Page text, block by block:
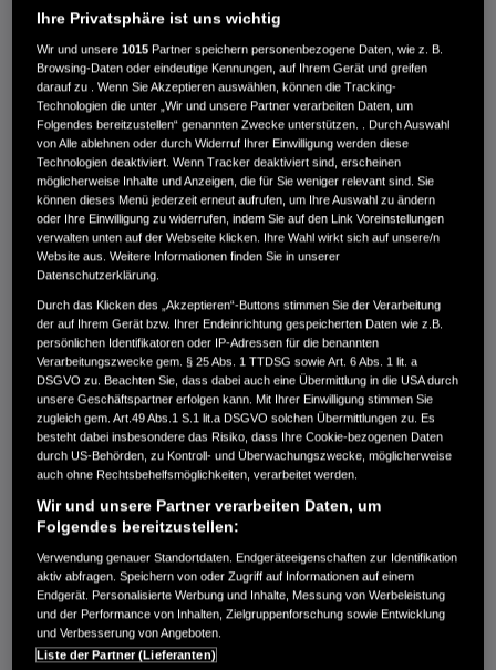
MWST. NICHT AUSWEISBAR
3.900 €
Außenfarbe
crystal black pearl
Kilometerstand
166.000 km
Kraftstoffart
Super
Getriebe
Automatik
Türen
5
Leistung
61 kW / 83 PS
Hubraum
1.339 cm³
Erstzulassung
10.2007
Bauart
Limousine
AUTO HARKE GMBH
Randersweide 59-63
21035 Hamburg
+49 40 735 935 0
DETAILS
Ihre Privatsphäre ist uns wichtig
Wir und unsere1015 Partner speichern personenbezogene Daten, wie z. B.
Browsing-Daten oder eindeutige Kennungen, auf Ihrem Gerät und greifen
darauf zu . Wenn Sie Akzeptieren auswählen, können die Tracking-
Technologien die unter „Wir und unsere Partner verarbeiten Daten, um
Folgendes bereitzustellen“ genannten Zwecke unterstützen. . Durch Auswahl
von Alle ablehnen oder durch Widerruf Ihrer Einwilligung werden diese
Technologien deaktiviert. Wenn Tracker deaktiviert sind, erscheinen
möglicherweise Inhalte und Anzeigen, die für Sie weniger relevant sind. Sie
können dieses Menü jederzeit erneut aufrufen, um Ihre Auswahl zu ändern
oder Ihre Einwilligung zu widerrufen, indem Sie auf den Link Voreinstellungen
verwalten unten auf der Webseite klicken. Ihre Wahl wirkt sich auf unsere/n
Website aus. Weitere Informationen finden Sie in unserer
Datenschutzerklärung.
Durch das Klicken des „Akzeptieren“-Buttons stimmen Sie der Verarbeitung
der auf Ihrem Gerät bzw. Ihrer Endeinrichtung gespeicherten Daten wie z.B.
persönlichen Identifikatoren oder IP-Adressen für die benannten
Verarbeitungszwecke gem. § 25 Abs. 1 TTDSG sowie Art. 6 Abs. 1 lit. a
DSGVO zu. Beachten Sie, dass dabei auch eine Übermittlung in die USA durch
unsere Geschäftspartner erfolgen kann. Mit Ihrer Einwilligung stimmen Sie
zugleich gem. Art.49 Abs.1 S.1 lit.a DSGVO solchen Übermittlungen zu. Es
besteht dabei insbesondere das Risiko, dass Ihre Cookie-bezogenen Daten
durch US-Behörden, zu Kontroll- und Überwachungszwecke, möglicherweise
auch ohne Rechtsbehelfsmöglichkeiten, verarbeitet werden.
Wir und unsere Partner verarbeiten Daten, um
Folgendes bereitzustellen:
Verwendung genauer Standortdaten. Endgeräteeigenschaften zur Identifikation
aktiv abfragen. Speichern von oder Zugriff auf Informationen auf einem
Endgerät. Personalisierte Werbung und Inhalte, Messung von Werbeleistung
und der Performance von Inhalten, Zielgruppenforschung sowie Entwicklung
und Verbesserung von Angeboten.
Liste der Partner (Lieferanten)